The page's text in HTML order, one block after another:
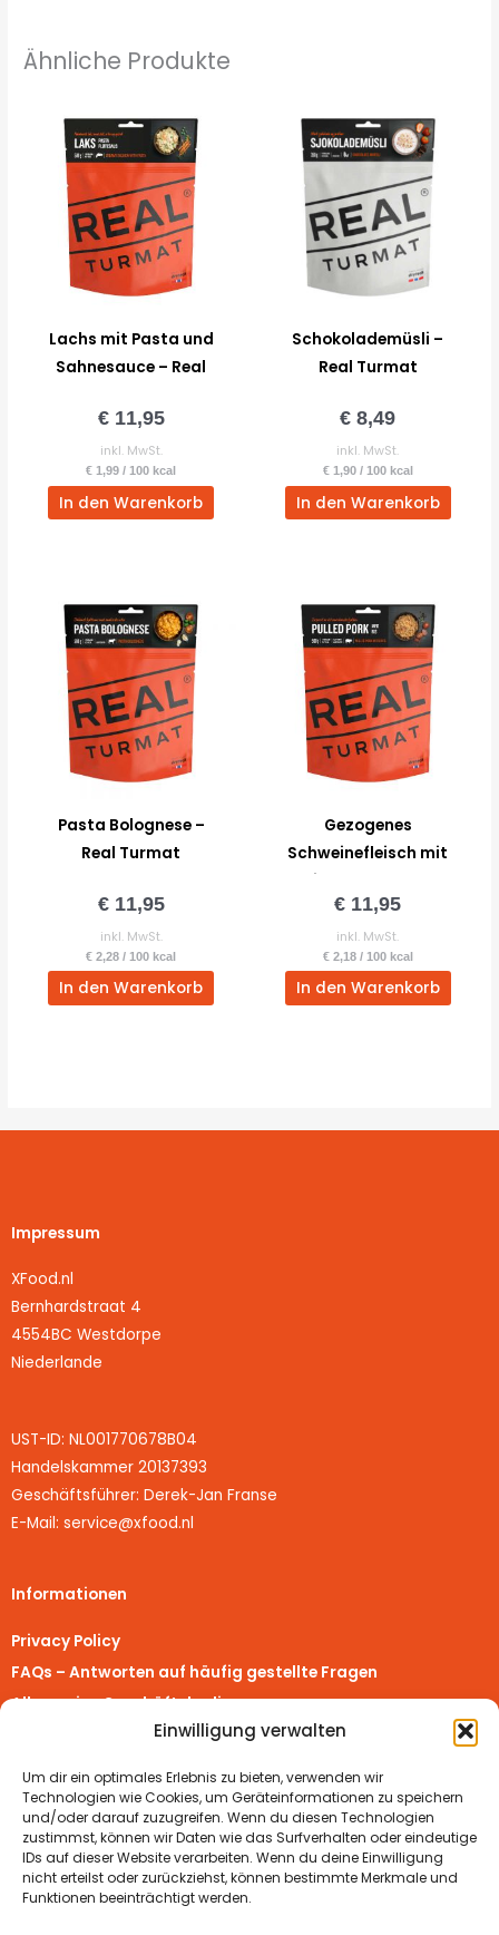
Einwilligung verwalten
Um dir ein optimales Erlebnis zu bieten, verwenden wir
Technologien wie Cookies, um Geräteinformationen zu speichern
und/oder darauf zuzugreifen. Wenn du diesen Technologien
zustimmst, können wir Daten wie das Surfverhalten oder eindeutige
IDs auf dieser Website verarbeiten. Wenn du deine Einwilligung
nicht erteilst oder zurückziehst, können bestimmte Merkmale und
Funktionen beeinträchtigt werden.
Ähnliche Produkte
Lachs mit Pasta und
Sahnesauce – Real
€11,95
inkl. MwSt.
€ 1,99 / 100 kcal
In den Warenkorb
Schokolademüsli –
Real Turmat
€ 8,49
inkl. MwSt.
€1,90/ 100 kcal
In den Warenkorb
Pasta Bolognese –
Real Turmat
€11,95
inkl. MwSt.
€ 2,28 / 100 kcal
In den Warenkorb
Gezogenes
Schweinefleisch mit
Reis – Real Turmat
€ 11,95
inkl. MwSt.
€2,18/ 100 kcal
In den Warenkorb
Impressum
XFood.nl
Bernhardstraat 4
4554BC Westdorpe
Niederlande
UST-ID: NL001770678B04
Handelskammer 20137393
Geschäftsführer: Derek-Jan Franse
E-Mail: service@xfood.nl
Informationen
Privacy Policy
FAQs – Antworten auf häufig gestellte Fragen
Allgemeine Geschäftsbedingungen
Richtlinie für Rückerstattungen und Rückgaben
Vertrag widerrufen
Real Turmat Shops
Real Turmat Worldwide